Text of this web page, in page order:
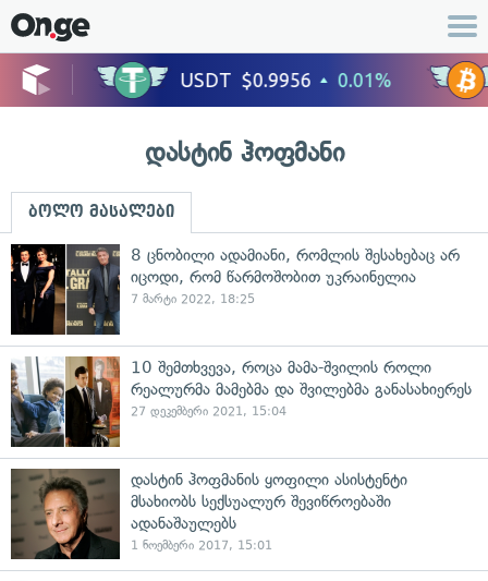
დასტინ ჰოფმანი
ბოლო მასალები
8 ცნობილი ადამიანი, რომლის შესახებაც არ
იცოდი, რომ წარმოშობით უკრაინელია
7 მარტი 2022, 18:25
10 შემთხვევა, როცა მამა-შვილის როლი
რეალურმა მამებმა და შვილებმა განასახიერეს
27 დეკემბერი 2021, 15:04
დასტინ ჰოფმანის ყოფილი ასისტენტი
მსახიობს სექსუალურ შევიწროებაში
ადანაშაულებს
1 ნოემბერი 2017, 15:01